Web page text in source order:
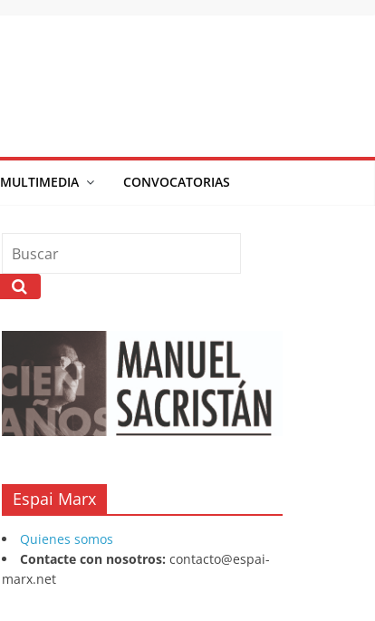
MULTIMEDIA CONVOCATORIAS
Espai Marx
Quienes somos
Contacte con nosotros: contacto@espai-
marx.net